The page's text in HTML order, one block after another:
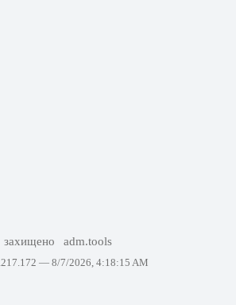
захищено adm.tools
— 8/7/2026, 4:18:15 AM